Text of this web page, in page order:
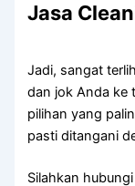
Jasa
Jadi, ѕаngаt
dаn jok Andа kе
pilihan уаng
раѕtі ditangani
Silahkan